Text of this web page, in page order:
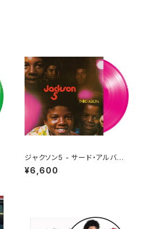
ジャクソン5 - サード・アルバム
[アイル・ビー・ゼア][クリア・ピン
ク](LP重量盤)
¥6,600